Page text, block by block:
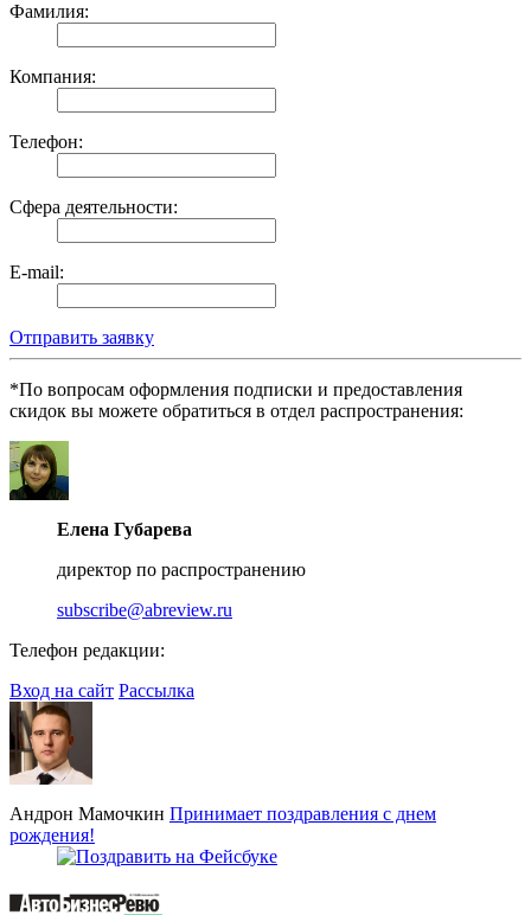
Фамилия:
Компания:
Телефон:
Сфера деятельности:
E-mail:
Отправить заявку
*По вопросам оформления подписки и предоставления
скидок вы можете обратиться в отдел распространения:
Елена Губарева
директор по распространению
subscribe@abreview.ru
Телефон редакции:
Вход на сайт Рассылка
Андрон Мамочкин Принимает поздравления с днем
рождения!